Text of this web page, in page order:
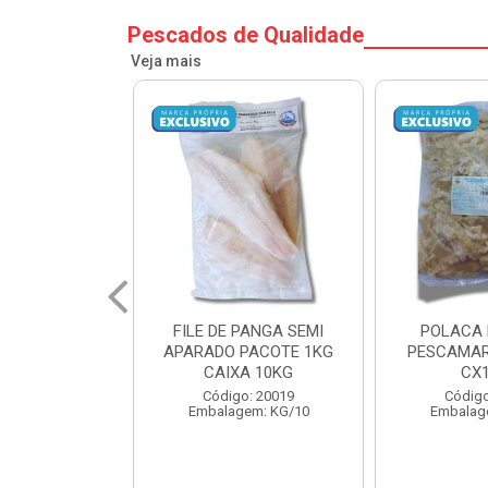
Pescados de Qualidade
Veja mais
POLACA DESFIADA
PESCAMARES PCT5KG
CX10KG
Código: 20161
Embalagem: KG/10
POLACA